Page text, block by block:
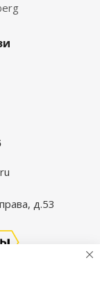
д.53